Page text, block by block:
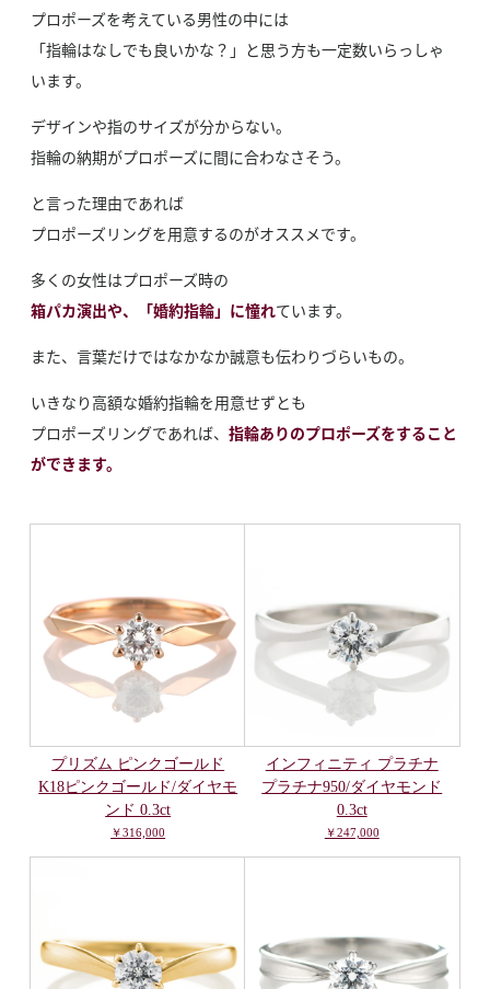
プロポーズを考えている男性の中には
「指輪はなしでも良いかな？」と思う方も一定数いらっしゃ
います。
デザインや指のサイズが分からない。
指輪の納期がプロポーズに間に合わなさそう。
と言った理由であれば
プロポーズリングを用意するのがオススメです。
多くの女性はプロポーズ時の
箱パカ演出や、「婚約指輪」に憧れています。
また、言葉だけではなかなか誠意も伝わりづらいもの。
いきなり高額な婚約指輪を用意せずとも
プロポーズリングであれば、指輪ありのプロポーズをすること
ができます。
プリズム ピンクゴールド
K18ピンクゴールド/ダイヤモ
ンド 0.3ct
￥316,000
インフィニティ プラチナ
プラチナ950/ダイヤモンド
0.3ct
￥247,000